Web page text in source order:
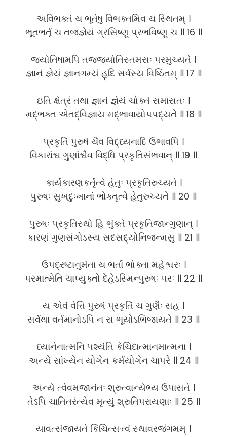
અવિભક્તં ચ ભૂતેષુ વિભક્તમિવ ચ સ્થિતમ્ ।
ભૂતભર્તૃ ચ તજ્જ્ઞેયં ગ્રસિષ્ણુ પ્રભવિષ્ણુ ચ ॥ 16 ॥
જ્યોતિષામપિ તજ્જ્યોતિસ્તમસઃ પરમુચ્યતે ।
જ્ઞાનં જ્ઞેયં જ્ઞાનગમ્યં હૃદિ સર્વસ્ય વિષ્ઠિતમ્ ॥ 17 ॥
ઇતિ ક્ષેત્રં તથા જ્ઞાનં જ્ઞેયં ચોક્તં સમાસતઃ ।
મદ્ભક્ત એતદ્વિજ્ઞાય મદ્ભાવાયોપપદ્યતે ॥ 18 ॥
પ્રકૃતિં પુરુષં ચૈવ વિદ્ધ્યનાદિ ઉભાવપિ ।
વિકારાંશ્ચ ગુણાંશ્ચૈવ વિદ્ધિ પ્રકૃતિસંભવાન્ ॥ 19 ॥
કાર્યકારણકર્તૃત્વે હેતુઃ પ્રકૃતિરુચ્યતે ।
પુરુષઃ સુખદુઃખાનાં ભોક્તૃત્વે હેતુરુચ્યતે ॥ 20 ॥
પુરુષઃ પ્રકૃતિસ્થો હિ ભુંક્તે પ્રકૃતિજાન્ગુણાન્ ।
કારણં ગુણસંગોઽસ્ય સદસદ્યોનિજન્મસુ ॥ 21 ॥
ઉપદ્રષ્ટાનુમંતા ચ ભર્તા ભોક્તા મહેશ્વરઃ ।
પરમાત્મેતિ ચાપ્યુક્તો દેહેઽસ્મિન્પુરુષઃ પરઃ ॥ 22 ॥
ય એવં વેત્તિ પુરુષં પ્રકૃતિં ચ ગુણૈઃ સહ ।
સર્વથા વર્તમાનોઽપિ ન સ ભૂયોઽભિજાયતે ॥ 23 ॥
ધ્યાનેનાત્મનિ પશ્યંતિ કેચિદાત્માનમાત્મના ।
અન્યે સાંખ્યેન યોગેન કર્મયોગેન ચાપરે ॥ 24 ॥
અન્યે ત્વેવમજાનંતઃ શ્રુત્વાન્યેભ્ય ઉપાસતે ।
તેઽપિ ચાતિતરંત્યેવ મૃત્યું શ્રુતિપરાયણાઃ ॥ 25 ॥
યાવત્સંજાયતે કિંચિત્સત્ત્વં સ્થાવરજંગમમ્ ।